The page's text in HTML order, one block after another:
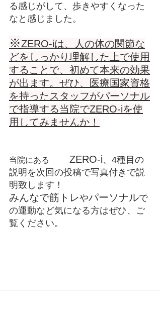
る感じがして、歩きやすくなった
なと感じました。
※ZERO‐iは、人の体の関節な
どをしっかり理解した上で使用
することで、初めて本来の効果
が出ます。ぜひ、医療国家資格
を持ったスタッフがパーソナル
で指導する当院でZERO-iを使
用してみませんか！
当院にある
	ZERO-i
、4種目の
説明を次回の投稿で写真付きで説
明致します！
みんなで筋トレやパーソナルで
の運動など気になる方はぜひ、ご
覧ください。